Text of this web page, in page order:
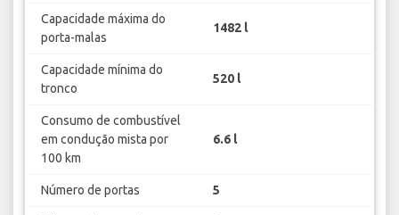
Capacidade máxima do
porta-malas
1482 l
Capacidade mínima do
tronco
520 l
Consumo de combustível
em condução mista por
100 km
6.6 l
Número de portas 5